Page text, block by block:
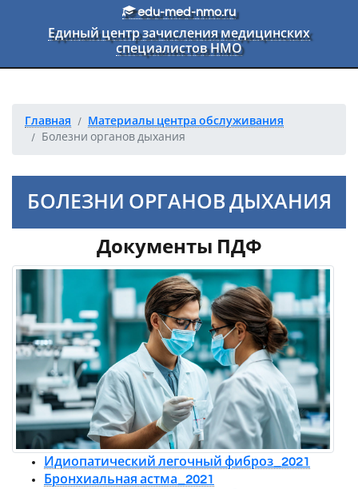
Перейти к основному текстуedu-med-nmo.ru
Единый центр зачисления медицинских
специалистов НМО
Главная
Материалы центра обслуживания
Болезни органов дыхания
БОЛЕЗНИ ОРГАНОВ ДЫХАНИЯ
Документы ПДФ
Идиопатический легочный фиброз_2021
Бронхиальная астма_2021